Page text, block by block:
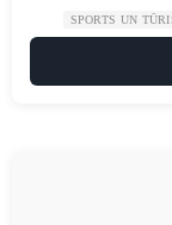
SPORTS UN